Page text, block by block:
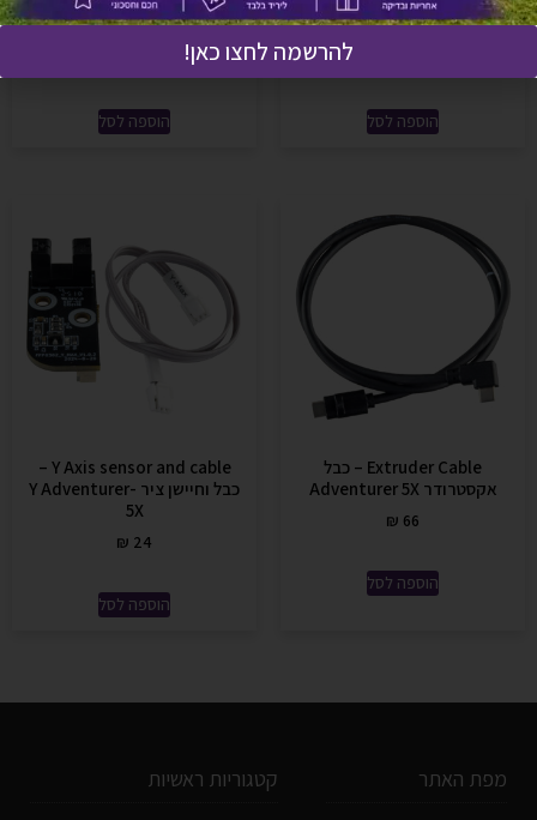
Adventurer 5X
הוספה לסל
מסך מגע Adventurer 5X
הוספה לסל
Extruder Cable – כבל
אקסטרודר Adventurer 5X
₪ 66
הוספה לסל
Y Axis sensor and cable –
כבל וחיישן ציר Y Adventurer-
5X
₪ 24
הוספה לסל
מפת האתר קטגוריות ראשיות
להרשמה לחצו כאן!